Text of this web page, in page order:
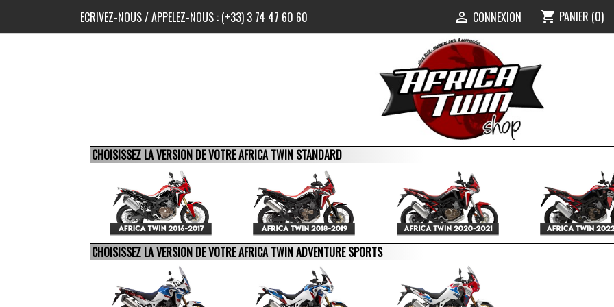
ECRIVEZ-NOUS/ APPELEZ-NOUS : (+33) 3 74 47 60 60  CONNEXION shopping_cart PANIER (0)
CHOISISSEZ LA VERSION DE VOTRE AFRICA TWIN STANDARD
CHOISISSEZ LA VERSION DE VOTRE AFRICA TWIN ADVENTURE SPORTS